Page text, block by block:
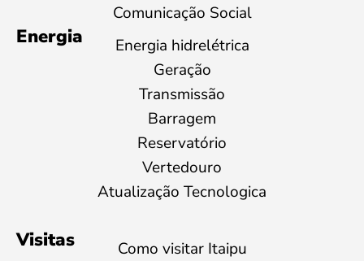
Comunicação Social
Energia
Energia hidrelétrica
Geração
Transmissão
Barragem
Reservatório
Vertedouro
Atualização Tecnologica
Visitas
Como visitar Itaipu